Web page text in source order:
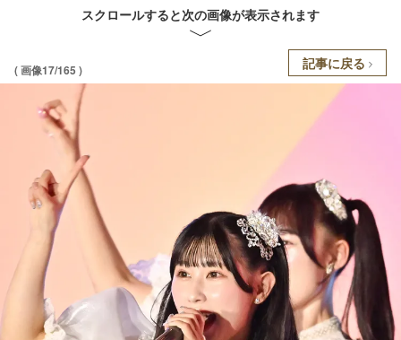
スクロールすると次の画像が表示されます
( 画像17/165 ) 記事に戻る